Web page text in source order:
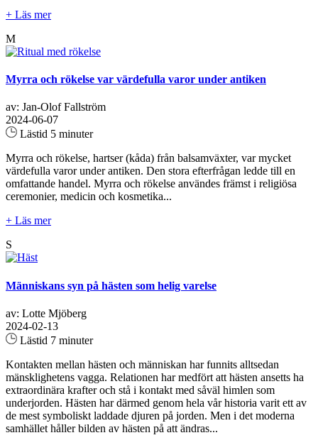
+ Läs mer
M
Myrra och rökelse var värdefulla varor under antiken
av: Jan-Olof Fallström
2024-06-07
Lästid 5 minuter
Myrra och rökelse, hartser (kåda) från balsamväxter, var mycket
värdefulla varor under antiken. Den stora efterfrågan ledde till en
omfattande handel. Myrra och rökelse användes främst i religiösa
ceremonier, medicin och kosmetika...
+ Läs mer
S
Människans syn på hästen som helig varelse
av: Lotte Mjöberg
2024-02-13
Lästid 7 minuter
Kontakten mellan hästen och människan har funnits alltsedan
mänsklighetens vagga. Relationen har medfört att hästen ansetts ha
extraordinära krafter och stå i kontakt med såväl himlen som
underjorden. Hästen har därmed genom hela vår historia varit ett av
de mest symboliskt laddade djuren på jorden. Men i det moderna
samhället håller bilden av hästen på att ändras...